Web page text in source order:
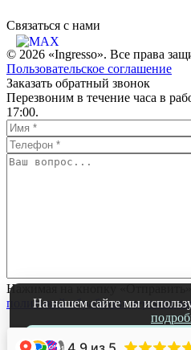
Связаться c нами
© 2026 «Ingresso». Все права
Пользовательское соглашение
На нашем сайте мы
Заказать обратный звонок
Перезвоним в течение часа в
17:00.
Нажимая на кнопку «Отправить»,
политикой обработки